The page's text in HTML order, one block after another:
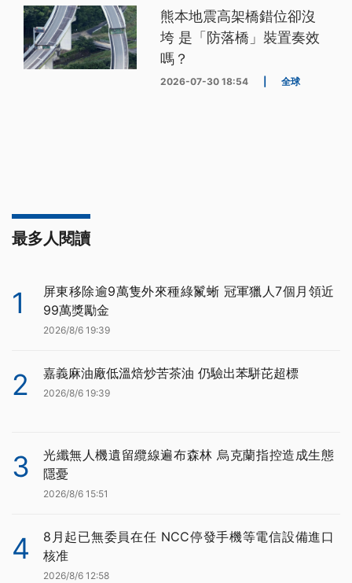
熊本地震高架橋錯位卻沒
垮 是「防落橋」裝置奏效
嗎？
2026-07-30 18:54 全球
最多人閱讀
1
屏東移除逾9萬隻外來種綠鬣蜥 冠軍獵人7個月領近
99萬獎勵金
2026/8/6 19:39
2 嘉義麻油廠低溫焙炒苦茶油 仍驗出苯駢芘超標
2026/8/6 19:39
3
光纖無人機遺留纜線遍布森林 烏克蘭指控造成生態
隱憂
2026/8/6 15:51
4
8月起已無委員在任 NCC停發手機等電信設備進口
核准
2026/8/6 12:58